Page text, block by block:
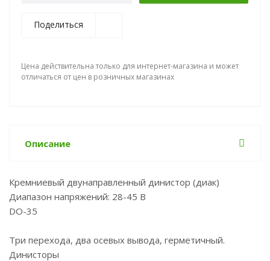
Поделиться
Цена действительна только для интернет-магазина и может
отличаться от цен в розничных магазинах
Описание
Кремниевый двунаправленный динистор (диак)
Диапазон напряжений: 28-45 В
DO-35
Три перехода, два осевых вывода, герметичный.
Динисторы